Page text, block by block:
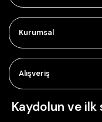
Kurumsal
Alışveriş
Kaydolun ve